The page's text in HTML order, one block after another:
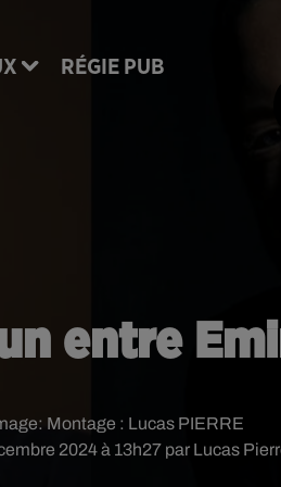
RÉGIE PUB
entre
2024 à 13h27 par Lucas
Montage : Lucas PIERRE